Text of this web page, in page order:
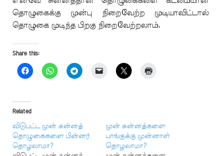
தொழுகைக்கு முன்பு நிறைவேற்ற முடியாவிட்டால்
தொழுகை முடிந்த பிறகு நிறைவேற்றலாம்.
Share this:
Related
விடுபட்ட முன் சுன்னத்
தொழுகைகளை பின்னர்
தொழலாமா?
முன் சுன்னத்களை
பாங்குக்கு முன்னாள்
தொழலாமா?